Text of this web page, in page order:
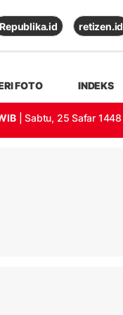
Republika.id retizen.id
FOTO INDEKS
| Sabtu, 25 Safar 1448